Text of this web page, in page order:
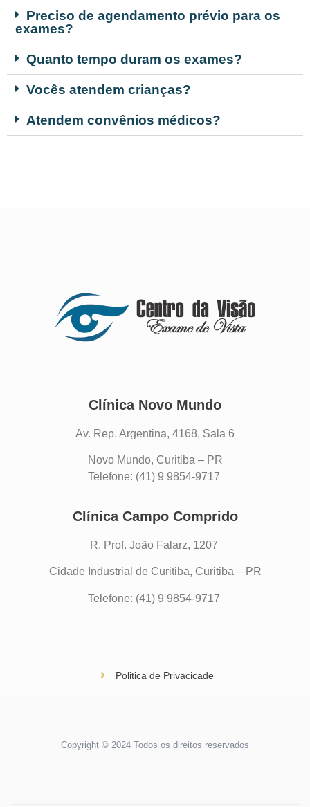
Preciso de agendamento prévio para os
exames?
Quanto tempo duram os exames?
Vocês atendem crianças?
Atendem convênios médicos?
Clínica Novo Mundo
Av. Rep. Argentina, 4168, Sala 6
Novo Mundo, Curitiba – PR
Telefone: (41) 9 9854-9717
Clínica Campo Comprido
R. Prof. João Falarz, 1207
Cidade Industrial de Curitiba, Curitiba – PR
Telefone: (41) 9 9854-9717
Politica de Privacicade
Copyright © 2024 Todos os direitos reservados